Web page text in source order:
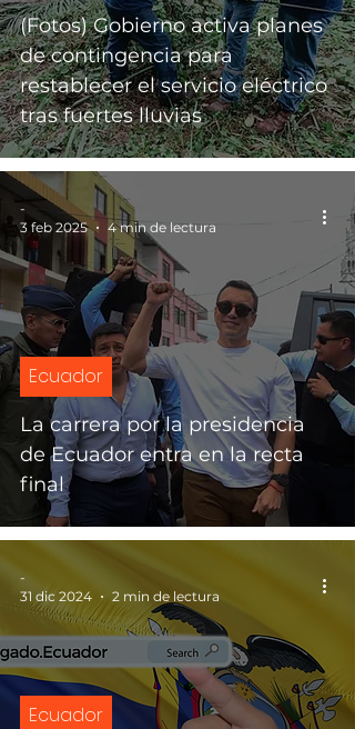
(Fotos) Gobierno activa planes
de contingencia para
restablecer el servicio eléctrico
tras fuertes lluvias
La carrera por la presidencia
de Ecuador entra en la recta
final
Ecuador
-
3 feb 2025
4 min de lectura
Ecuador
-
31 dic 2024
2 min de lectura